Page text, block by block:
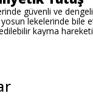
güvenli ve
lekelerinde bile
kayma